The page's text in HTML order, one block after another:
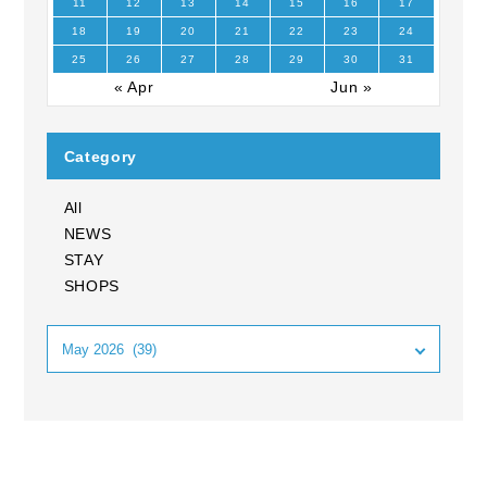
« Apr Jun »
11 12 13 14 15 16 17
18 19 20 21 22 23 24
25 26 27 28 29 30 31
Category
All
NEWS
STAY
SHOPS